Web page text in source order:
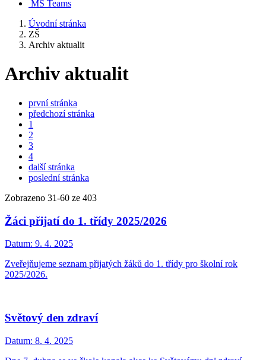
MS Teams
Úvodní stránka
ZŠ
Archiv aktualit
Archiv aktualit
první stránka
předchozí stránka
1
2
3
4
další stránka
poslední stránka
Zobrazeno 31-60 ze 403
Žáci přijatí do 1. třídy 2025/2026
Datum: 9. 4. 2025
Zveřejňujeme seznam přijatých žáků do 1. třídy pro školní rok
2025/2026.
Světový den zdraví
Datum: 8. 4. 2025